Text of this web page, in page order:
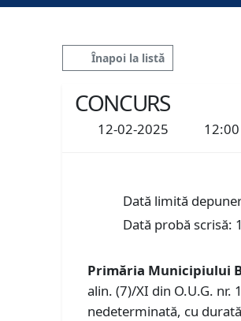
Înapoi la listă
CONCURS
12-02-2025 12:00
Dată limită
Dată probă scrisă:
Primăria Municipiului
alin. (7)/XI din O.U.G.
nedeterminată, cu